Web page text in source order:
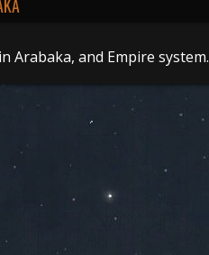
Arabaka, and Empire